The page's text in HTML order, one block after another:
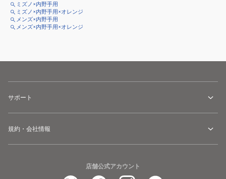
ミズノ×内野手用
ミズノ×内野手用×オレンジ
メンズ×内野手用
メンズ×内野手用×オレンジ
サポート
規約・会社情報
店舗公式アカウント